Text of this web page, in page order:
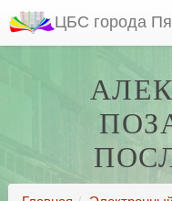
ЦБС города